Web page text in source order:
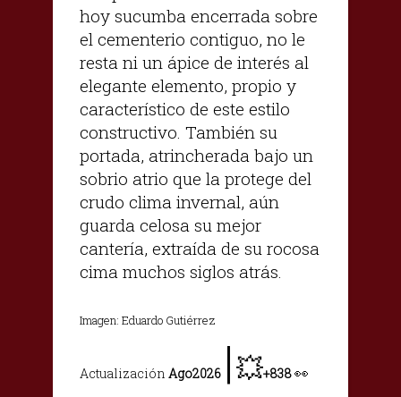
hoy sucumba encerrada sobre
el cementerio contiguo, no le
resta ni un ápice de interés al
elegante elemento, propio y
característico de este estilo
constructivo. También su
portada, atrincherada bajo un
sobrio atrio que la protege del
crudo clima invernal, aún
guarda celosa su mejor
cantería, extraída de su rocosa
cima muchos siglos atrás.
Imagen: Eduardo Gutiérrez
Actualización Ago2026 |💥+838👀